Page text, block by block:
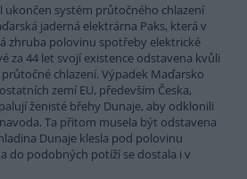
ukončen systém průtočného chlazení
jaderná elektrárna Paks, která v
zhruba polovinu spotřeby elektrické
za 44 let svojí existence odstavena kvůli
chlazení. Výpadek Maďarsko
zemí EU, především Česka,
ženisté břehy Dunaje, aby odklonili
Ta přitom musela být odstavena
Dunaje klesla pod polovinu
do podobných potíží se dostala i v